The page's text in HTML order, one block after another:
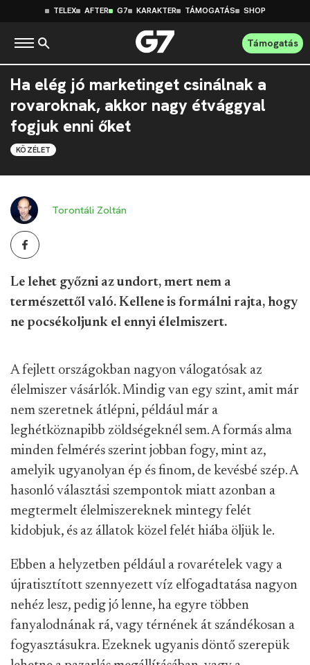
TELEX AFTER G7 KARAKTER TÁMOGATÁS SHOP
Támogatás
Ha elég jó marketinget csinálnak a
rovaroknak, akkor nagy étvággyal
fogjuk enni őket
KÖZÉLET
Torontáli Zoltán
Le lehet győzni az undort, mert nem a
természettől való. Kellene is formálni rajta, hogy
ne pocsékoljunk el ennyi élelmiszert.
A fejlett országokban nagyon válogatósak az
élelmiszer vásárlók. Mindig van egy szint, amit már
nem szeretnek átlépni, például már a
leghétköznapibb zöldségeknél sem. A formás alma
minden felmérés szerint jobban fogy, mint az,
amelyik ugyanolyan ép és finom, de kevésbé szép. A
hasonló választási szempontok miatt azonban a
megtermelt élelmiszereknek mintegy felét
kidobjuk, és az állatok közel felét hiába öljük le.
Ebben a helyzetben például a rovarételek vagy a
újratisztított szennyezett víz elfogadtatása nagyon
nehéz lesz, pedig jó lenne, ha egyre többen
fanyalodnának rá, vagy térnének át szándékosan a
fogyasztásukra. Ezeknek ugyanis döntő szerepük